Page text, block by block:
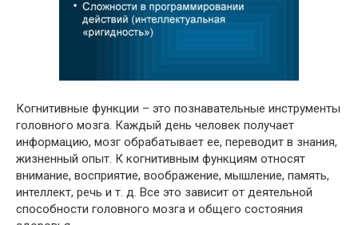
Когнитивные функции – это познавательные инструменты
головного мозга. Каждый день человек получает
информацию, мозг обрабатывает ее, переводит в знания,
жизненный опыт. К когнитивным функциям относят
внимание, восприятие, воображение, мышление, память,
интеллект, речь и т. д. Все это зависит от деятельной
способности головного мозга и общего состояния